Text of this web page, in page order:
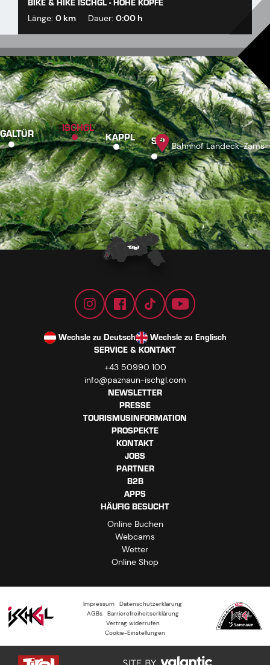
Länge: 0 km Dauer: 0:00 h
GALTÜR ISCHGL
KAPPL SEE Bahnhof Landeck-Zams
Wechsle zu Deutsch
Wechsle zu Englisch
SERVICE & KONTAKT
+43 50990 100
info@paznaun-ischgl.com
NEWSLETTER
PRESSE
TOURISMUSINFORMATION
PROSPEKTE
KONTAKT
JOBS
PARTNER
B2B
APPS
HÄUFIG BESUCHT
Online Buchen
Webcams
Wetter
Online Shop
Impressum
Datenschutzerklärung
AGBs
Barrierefreiheitserklärung
Vertrag widerrufen
Cookie-Einstellungen